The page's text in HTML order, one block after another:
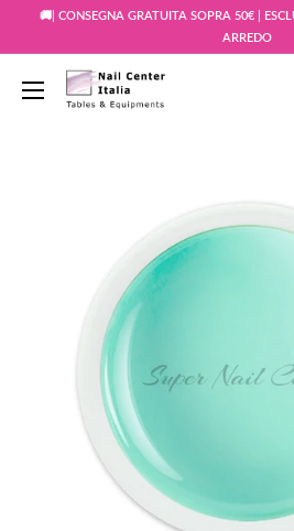
🚚| CONSEGNA GRATUITA SOPRA 50€ |
ARREDO
Snc
Nail